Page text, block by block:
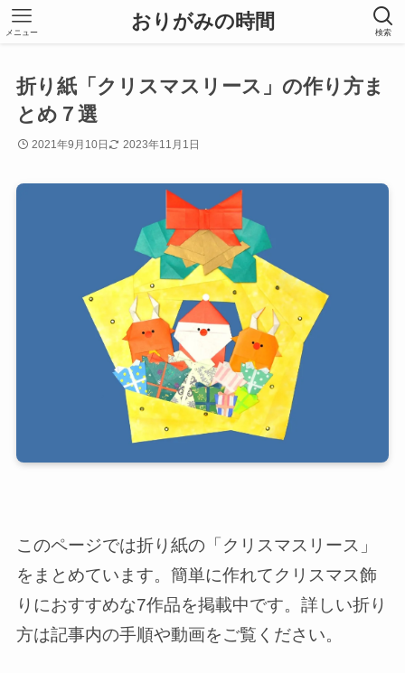
おりがみの時間 検索
メニュー
折り紙「クリスマスリース」の作り方ま
とめ７選
2021年9月10日 2023年11月1日
このページでは折り紙の「クリスマスリース」
をまとめています。簡単に作れてクリスマス飾
りにおすすめな7作品を掲載中です。詳しい折り
方は記事内の手順や動画をご覧ください。